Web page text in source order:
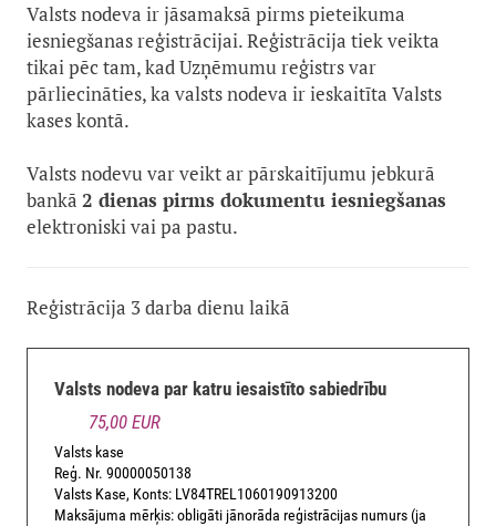
Valsts nodeva ir jāsamaksā pirms pieteikuma
iesniegšanas reģistrācijai. Reģistrācija tiek veikta
tikai pēc tam, kad Uzņēmumu reģistrs var
pārliecināties, ka valsts nodeva ir ieskaitīta Valsts
kases kontā.
Valsts nodevu var veikt ar pārskaitījumu jebkurā
bankā 2 dienas pirms dokumentu iesniegšanas
elektroniski vai pa pastu.
Reģistrācija 3 darba dienu laikā
Valsts nodeva par katru iesaistīto sabiedrību
75,00 EUR
Valsts kase
Reģ. Nr. 90000050138
Valsts Kase, Konts: LV84TREL1060190913200
Maksājuma mērķis: obligāti jānorāda reģistrācijas numurs (ja